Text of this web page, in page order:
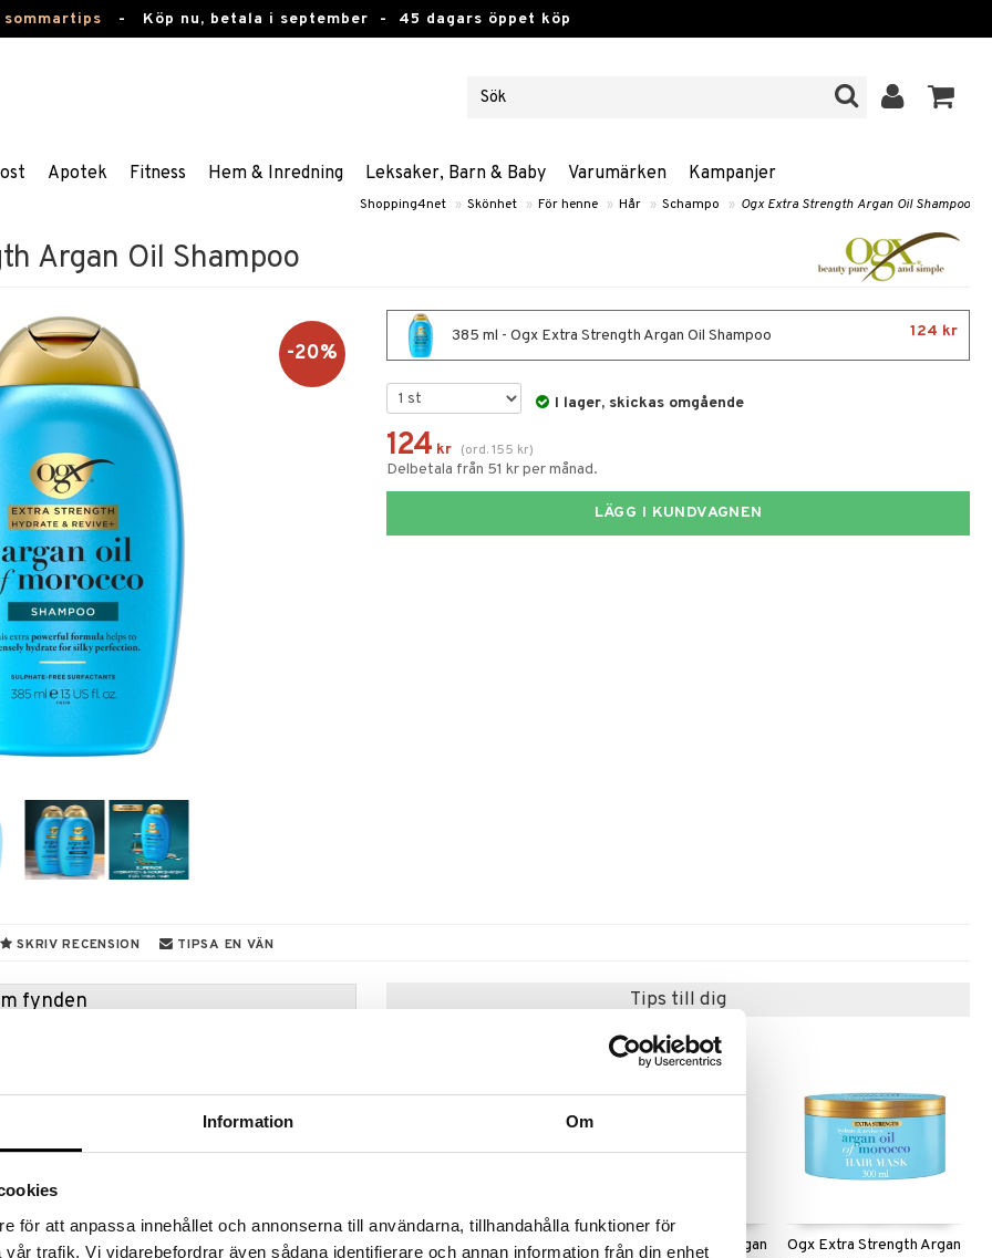
Information Om
för att anpassa innehållet och annonserna till användarna, tillhandahålla funktioner för
trafik. Vi vidarebefordrar även sådana identifierare och annan information från din enhet
- Köp nu, betala i september - 45 dagars öppet köp
Apotek Fitness Hem & Inredning Leksaker, Barn & Baby Varumärken Kampanjer
Shopping4net » Skönhet » För henne » Hår » Schampo » Ogx Extra Strength Argan Oil Shampoo
Argan Oil Shampoo
-20%
385 ml - Ogx Extra Strength Argan Oil Shampoo 124 kr
I lager, skickas omgående
124 kr (ord.155 kr)
Delbetala från 51 kr per månad.
LÄGG I KUNDVAGNEN
SKRIV RECENSION TIPSA EN VÄN
fynden
kan fort ta slut!
»
parabener samt SLS och är anpassade för
Tips till dig
Ogx Argan Oil Heat
Ogx Extra Strength Argan
Ogx Extra Strength Argan